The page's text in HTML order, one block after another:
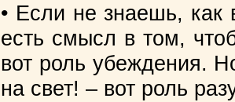
• Если не знаешь, как
есть смысл в том,
вот роль убеждения.
на свет! – вот роль